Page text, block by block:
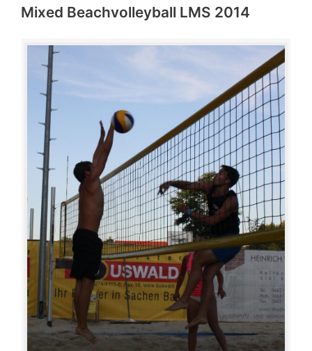
Mixed Beachvolleyball LMS 2014